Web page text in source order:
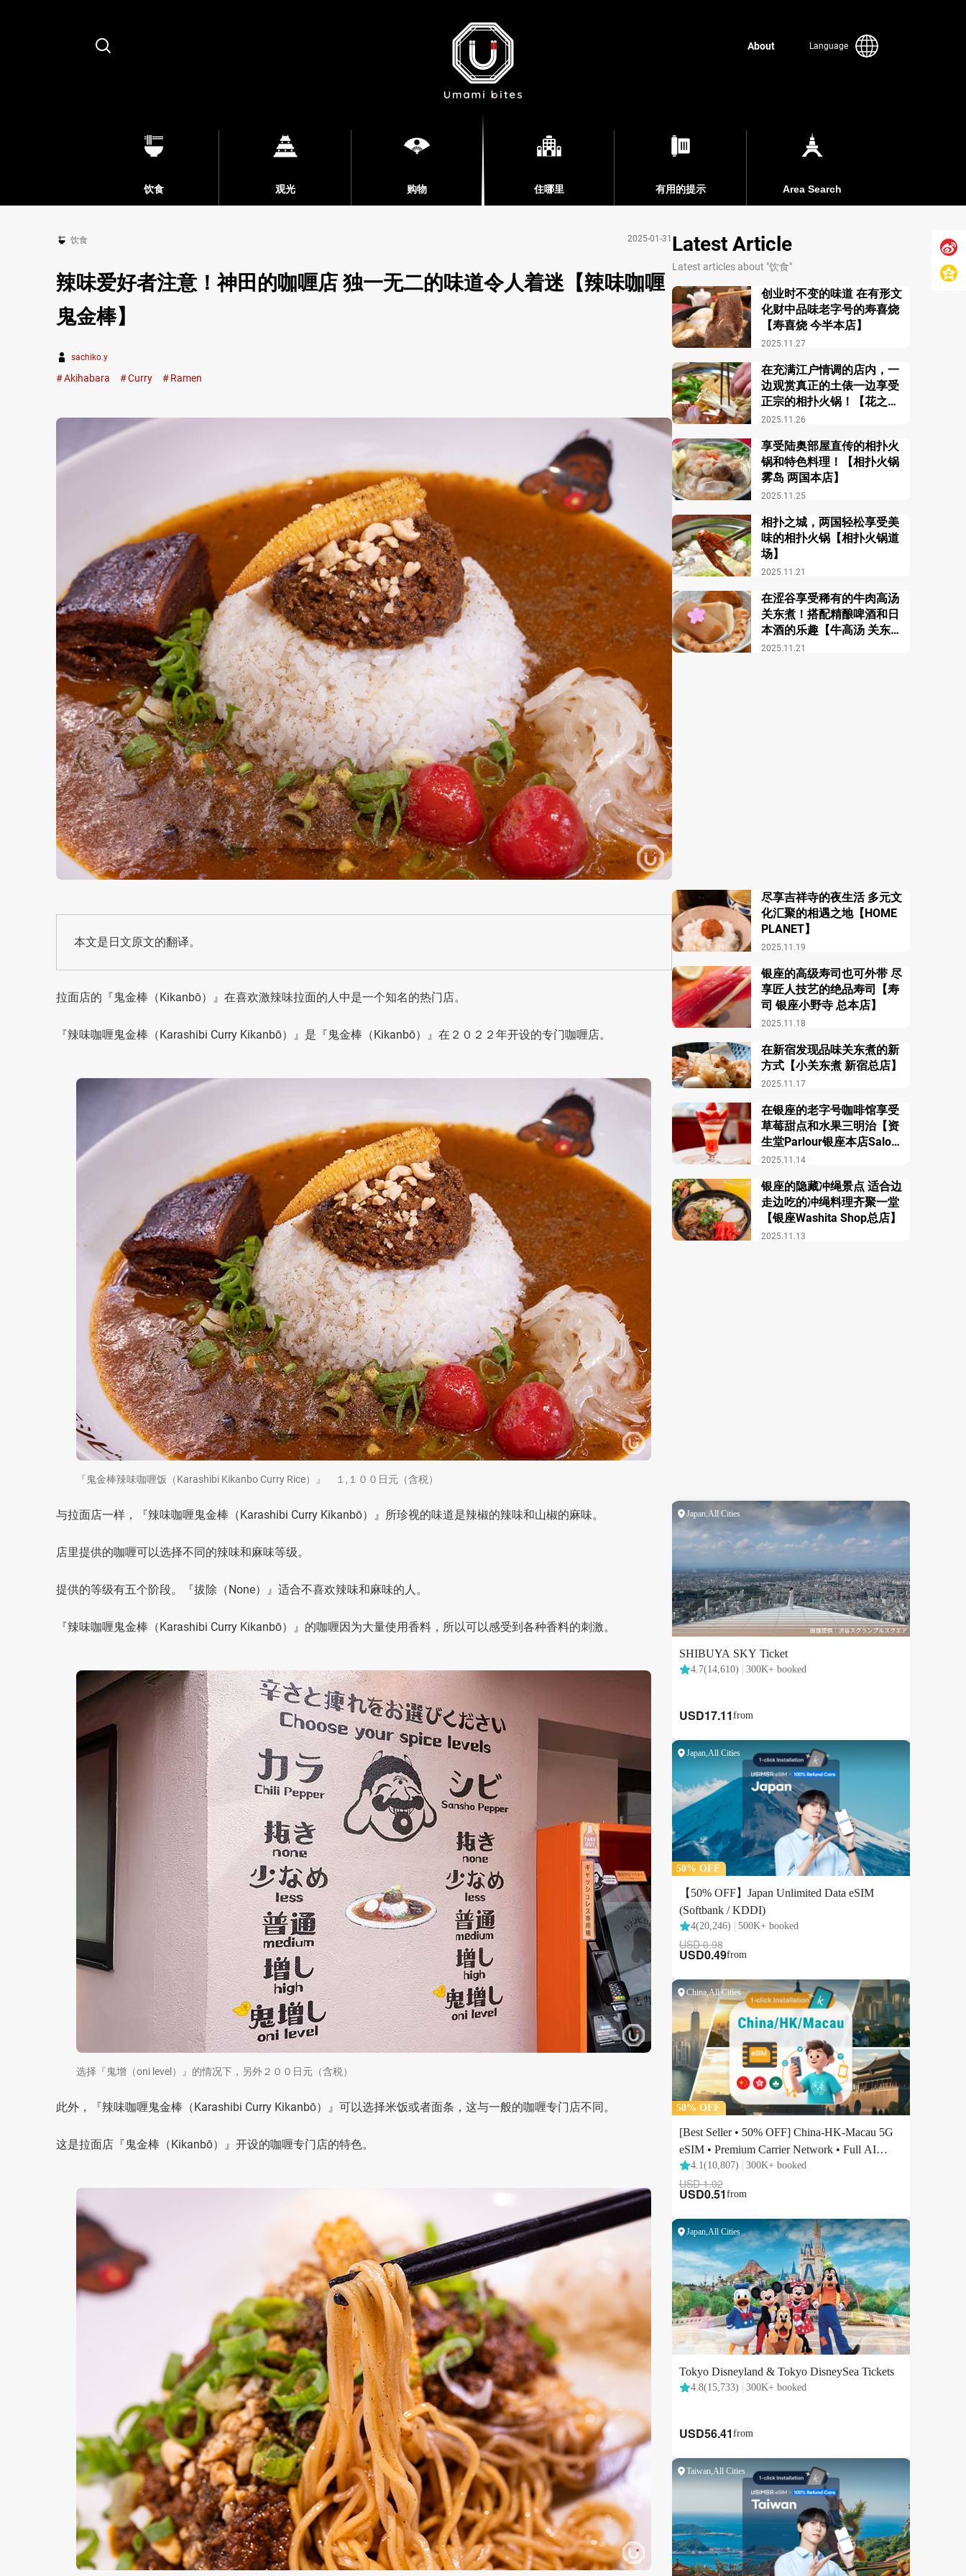
Search
About Language
饮食 观光 购物 住哪里 有用的提示 Area Search
饮食 2025-01-31
辣味爱好者注意！神田的咖喱店 独一无二的味道令人着迷【辣味咖喱
鬼金棒】
sachiko.y
Akihabara Curry Ramen
本文是日文原文的翻译。
拉面店的『鬼金棒（Kikanbō）』在喜欢激辣味拉面的人中是一个知名的热门店。
『辣味咖喱鬼金棒（Karashibi Curry Kikanbō）』是『鬼金棒（Kikanbō）』在２０２２年开设的专门咖喱店。
『鬼金棒辣味咖喱饭（Karashibi Kikanbo Curry Rice）』 １,１００日元（含税）
与拉面店一样，『辣味咖喱鬼金棒（Karashibi Curry Kikanbō）』所珍视的味道是辣椒的辣味和山椒的麻味。
店里提供的咖喱可以选择不同的辣味和麻味等级。
提供的等级有五个阶段。『拔除（None）』适合不喜欢辣味和麻味的人。
『辣味咖喱鬼金棒（Karashibi Curry Kikanbō）』的咖喱因为大量使用香料，所以可以感受到各种香料的刺激。
选择『鬼增（oni level）』的情况下，另外２００日元（含税）
此外，『辣味咖喱鬼金棒（Karashibi Curry Kikanbō）』可以选择米饭或者面条，这与一般的咖喱专门店不同。
这是拉面店『鬼金棒（Kikanbō）』开设的咖喱专门店的特色。
Latest Article
Latest articles about "饮食"
2025.11.27
创业时不变的味道 在有形文
化财中品味老字号的寿喜烧
【寿喜烧 今半本店】
2025.11.26
在充满江户情调的店内，一
边观赏真正的土俵一边享受
正宗的相扑火锅！【花之舞
江户东京博物馆前店】
2025.11.25
享受陆奥部屋直传的相扑火
锅和特色料理！【相扑火锅
雾岛 两国本店】
2025.11.21
相扑之城，两国轻松享受美
味的相扑火锅【相扑火锅道
场】
2025.11.21
在涩谷享受稀有的牛肉高汤
关东煮！搭配精酿啤酒和日
本酒的乐趣【牛高汤 关东煮
酒馆 COZAKURA】
2025.11.19
尽享吉祥寺的夜生活 多元文
化汇聚的相遇之地【HOME
PLANET】
2025.11.18
银座的高级寿司也可外带 尽
享匠人技艺的绝品寿司【寿
司 银座小野寺 总本店】
2025.11.17
在新宿发现品味关东煮的新
方式【小关东煮 新宿总店】
2025.11.14
在银座的老字号咖啡馆享受
草莓甜点和水果三明治【资
生堂Parlour银座本店Salon
de Café】
2025.11.13
银座的隐藏冲绳景点 适合边
走边吃的冲绳料理齐聚一堂
【银座Washita Shop总店】